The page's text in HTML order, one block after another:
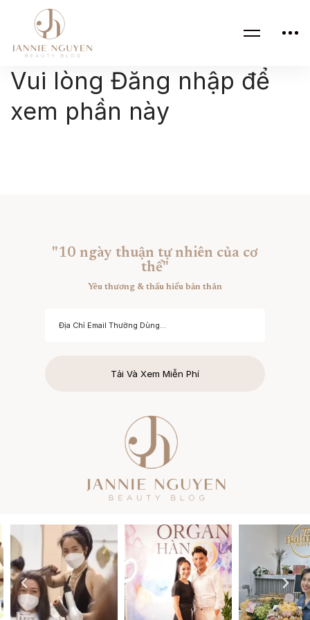
Vui lòng Đăng nhập để
xem phần này
"10 ngày thuận tự nhiên của cơ
thể"
Yêu thương & thấu hiểu bản thân
Tải Và Xem Miễn Phí